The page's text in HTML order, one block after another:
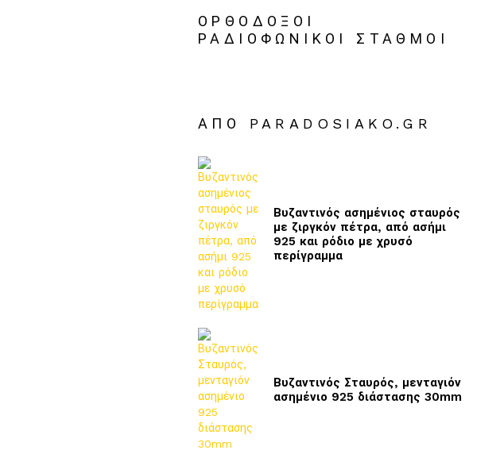
ΟΡΘΟΔΟΞΟΙ
ΡΑΔΙΟΦΩΝΙΚΟΙ ΣΤΑΘΜΟΙ
ΑΠΌ PARADOSIAKO.GR
Βυζαντινός ασημένιος σταυρός
με ζιργκόν πέτρα, από ασήμι
925 και ρόδιο με χρυσό
περίγραμμα
Βυζαντινός Σταυρός, μενταγιόν
ασημένιο 925 διάστασης 30mm